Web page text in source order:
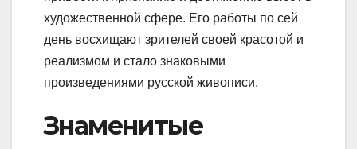
художественной сфере. Его работы по сей
день восхищают зрителей своей красотой и
реализмом и стало знаковыми
произведениями русской живописи.
Знаменитые